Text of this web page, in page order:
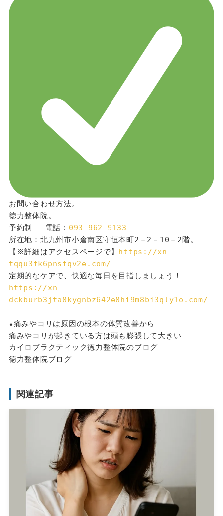
お問い合わせ方法。
徳力整体院。
予約制 　電話： 093-962-9133
所在地：北九州市小倉南区守恒本町2－2－10－2階。
【※詳細はアクセスページで】 https://xn--
tqqu3fk6pnsfqv2e.com/
定期的なケアで、快適な毎日を目指しましょう！
https://xn--
dckburb3jta8kygnbz642e8hi9m8bi3qly1o.com/
★痛みやコリは原因の根本の体質改善から
痛みやコリが起きている方は頭も膨張して大きい
カイロプラクティック徳力整体院のブログ
徳力整体院ブログ
関連記事